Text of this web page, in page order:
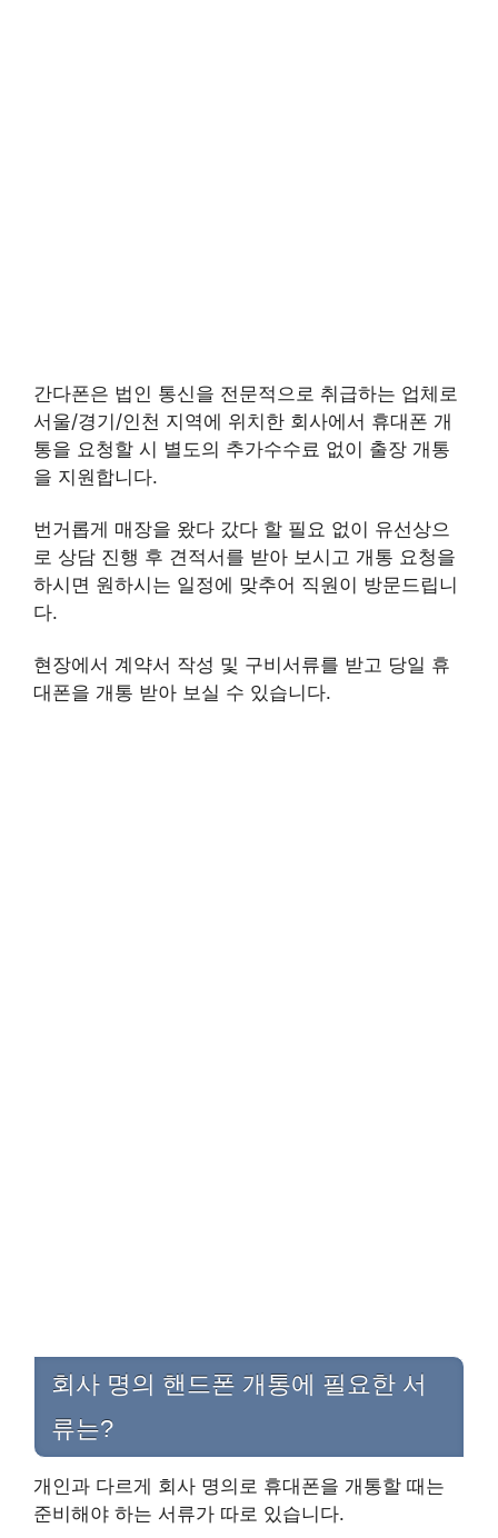
간다폰은 법인 통신을 전문적으로 취급하는 업체로
서울/경기/인천 지역에 위치한 회사에서 휴대폰 개
통을 요청할 시 별도의 추가수수료 없이 출장 개통
을 지원합니다.
번거롭게 매장을 왔다 갔다 할 필요 없이 유선상으
로 상담 진행 후 견적서를 받아 보시고 개통 요청을
하시면 원하시는 일정에 맞추어 직원이 방문드립니
다.
현장에서 계약서 작성 및 구비서류를 받고 당일 휴
대폰을 개통 받아 보실 수 있습니다.
회사 명의 핸드폰 개통에 필요한 서
류는?
개인과 다르게 회사 명의로 휴대폰을 개통할 때는
준비해야 하는 서류가 따로 있습니다.